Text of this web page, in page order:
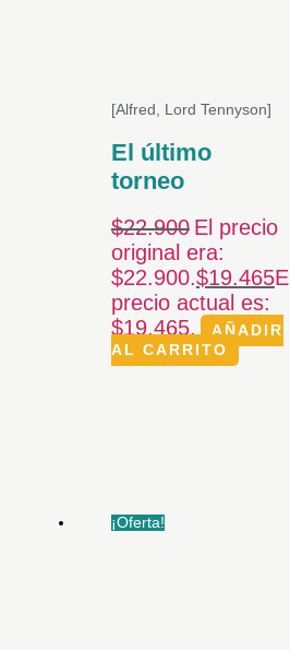
[Alfred, Lord Tennyson]
El último
torneo
$22.900 El precio
original era:
$22.900.$19.465El
precio actual es:
$19.465.
AÑADIR
AL CARRITO
¡Oferta!